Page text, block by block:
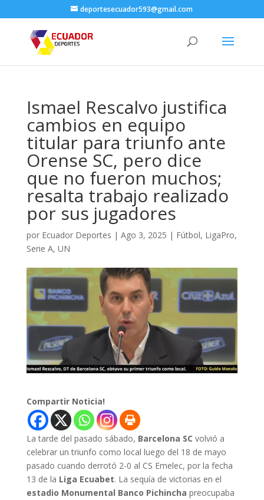
deportesecuador593@gmail.com
Ismael Rescalvo justifica
cambios en equipo
titular para triunfo ante
Orense SC, pero dice
que no fueron muchos;
resalta trabajo realizado
por sus jugadores
por Ecuador Deportes | Ago 3, 2025 | Fútbol, LigaPro,
Serie A, UN
Compartir Noticia!
La tarde del pasado sábado, Barcelona SC volvió a
celebrar un triunfo como local luego del 18 de mayo
pasado cuando derrotó 2-0 al CS Emelec, por la fecha
13 de la Liga Ecuabet. La sequía de victorias en el
estadio Monumental Banco Pichincha preocupaba